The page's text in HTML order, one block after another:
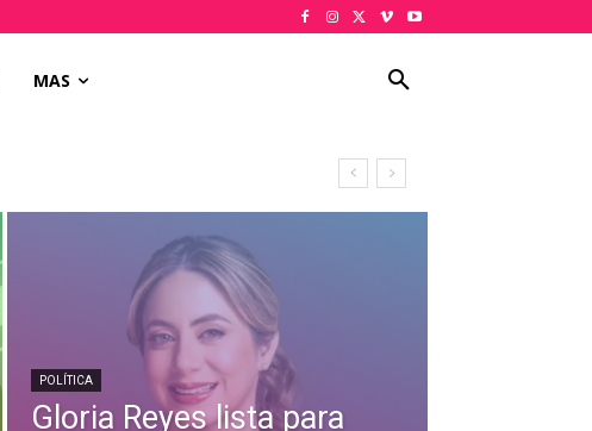
MAS
POLÍTICA
Gloria Reyes lista para